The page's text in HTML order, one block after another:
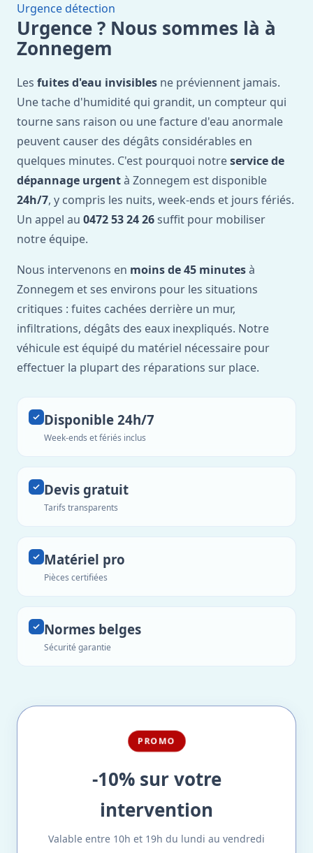
Urgence détection
Urgence ? Nous sommes là à
Zonnegem
Les fuites d'eau invisibles ne préviennent jamais.
Une tache d'humidité qui grandit, un compteur qui
tourne sans raison ou une facture d'eau anormale
peuvent causer des dégâts considérables en
quelques minutes. C'est pourquoi notreservice de
dépannage urgentà Zonnegem est disponible
24h/7, y compris les nuits, week-ends et jours fériés.
Un appel au 0472 53 24 26 suffit pour mobiliser
notre équipe.
Nous intervenons en moins de 45 minutesà
Zonnegem et ses environs pour les situations
critiques : fuites cachées derrière un mur,
infiltrations, dégâts des eaux inexpliqués. Notre
véhicule est équipé du matériel nécessaire pour
effectuer la plupart des réparations sur place.
Disponible 24h/7
Week-ends et fériés inclus
Devis gratuit
Tarifs transparents
Matériel pro
Pièces certifiées
Normes belges
Sécurité garantie
PROMO
-10% sur votre
intervention
Valable entre 10h et 19h du lundi au vendredi